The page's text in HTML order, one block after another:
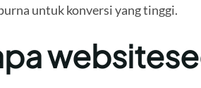
untuk konversi yang tinggi.